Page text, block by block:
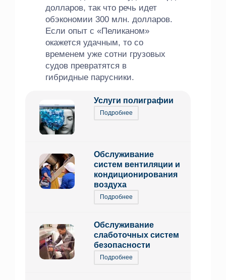
долларов, так что речь идет
обэкономии 300 млн. долларов.
Если опыт с «Пеликаном»
окажется удачным, то со
временем уже сотни грузовых
судов превратятся в
гибридные парусники.
Услуги полиграфии
Подробнее
Обслуживание
систем вентиляции и
кондиционирования
воздуха
Подробнее
Обслуживание
слаботочных систем
безопасности
Подробнее